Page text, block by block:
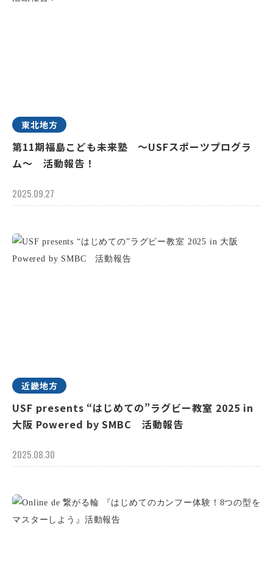
東北地方
第11期福島こども未来塾 ～USFスポーツプログラ
ム～ 活動報告！
2025.09.27
近畿地方
USF presents “はじめての”ラグビー教室 2025 in
大阪 Powered by SMBC 活動報告
2025.08.30